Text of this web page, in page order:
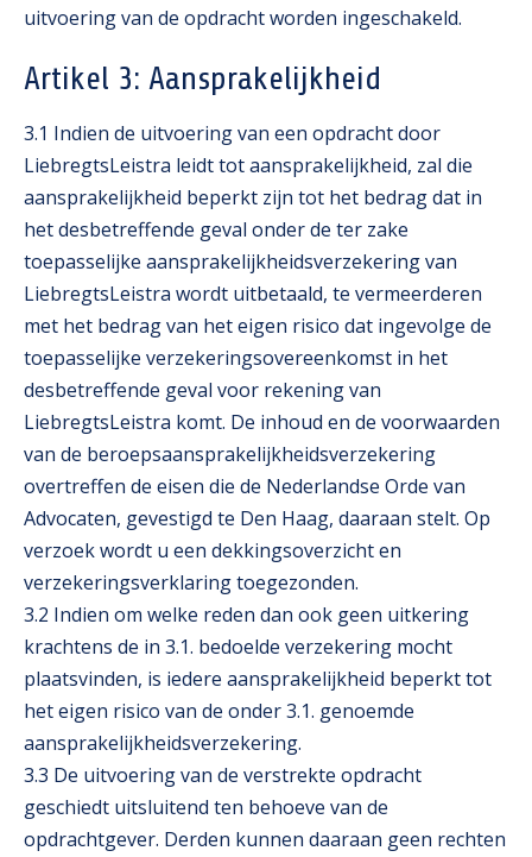
uitvoering van de opdracht worden ingeschakeld.
Artikel 3: Aansprakelijkheid
3.1 Indien de uitvoering van een opdracht door
LiebregtsLeistra leidt tot aansprakelijkheid, zal die
aansprakelijkheid beperkt zijn tot het bedrag dat in
het desbetreffende geval onder de ter zake
toepasselijke aansprakelijkheidsverzekering van
LiebregtsLeistra wordt uitbetaald, te vermeerderen
met het bedrag van het eigen risico dat ingevolge de
toepasselijke verzekeringsovereenkomst in het
desbetreffende geval voor rekening van
LiebregtsLeistra komt. De inhoud en de voorwaarden
van de beroepsaansprakelijkheidsverzekering
overtreffen de eisen die de Nederlandse Orde van
Advocaten, gevestigd te Den Haag, daaraan stelt. Op
verzoek wordt u een dekkingsoverzicht en
verzekeringsverklaring toegezonden.
3.2 Indien om welke reden dan ook geen uitkering
krachtens de in 3.1. bedoelde verzekering mocht
plaatsvinden, is iedere aansprakelijkheid beperkt tot
het eigen risico van de onder 3.1. genoemde
aansprakelijkheidsverzekering.
3.3 De uitvoering van de verstrekte opdracht
geschiedt uitsluitend ten behoeve van de
opdrachtgever. Derden kunnen daaraan geen rechten